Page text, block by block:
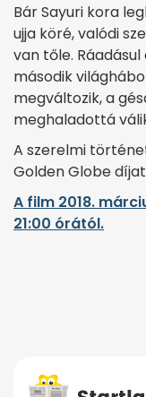
Bár Sayuri kora
ujja köré, valódi
van tőle.
második
megváltozik, a
meghaladottá
A szerelmi
Golden Globe
A film 2018.
21:00 órától.